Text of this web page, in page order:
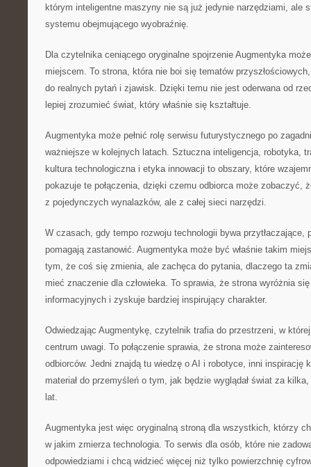
którym inteligentne maszyny nie są już jedynie narzędziami, ale
systemu obejmującego wyobraźnię.
Dla czytelnika ceniącego oryginalne spojrzenie Augmentyka
miejscem. To strona, która nie boi się tematów
do realnych pytań i zjawisk. Dzięki temu nie jest oderwana od
lepiej zrozumieć świat, który właśnie się kształtuje.
Augmentyka może pełnić rolę serwisu futurystycznego po
ważniejsze w kolejnych latach. Sztuczna inteligencja, robotyka,
kultura technologiczna i etyka innowacji to obszary, które
pokazuje te połączenia, dzięki czemu odbiorca może zobaczyć,
z pojedynczych wynalazków, ale z całej sieci narzędzi.
W czasach, gdy tempo rozwoju technologii bywa przytłaczające,
pomagają zastanowić. Augmentyka może być właśnie takim
tym, że coś się zmienia, ale zachęca do pytania, dlaczego ta
mieć znaczenie dla człowieka. To sprawia, że strona wyróżnia
informacyjnych i zyskuje bardziej inspirujący charakter.
Odwiedzając Augmentykę, czytelnik trafia do przestrzeni, w
centrum uwagi. To połączenie sprawia, że strona może
odbiorców. Jedni znajdą tu wiedzę o AI i robotyce, inni inspirację
materiał do przemyśleń o tym, jak będzie wyglądał świat za
lat.
Augmentyka jest więc oryginalną stroną dla wszystkich, którzy
w jakim zmierza technologia. To serwis dla osób, które nie
odpowiedziami i chcą widzieć więcej niż tylko powierzchnię